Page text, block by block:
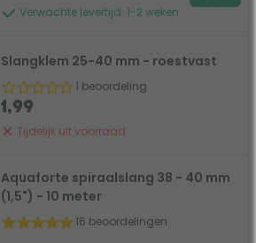
Verwachte levertijd: 1-2 weken
Slangklem 25-40 mm - roestvast
1 beoordeling
Tijdelijk uit voorraad
1,99
Aquaforte spiraalslang 38 - 40 mm
(1,5") - 10 meter
16 beoordelingen